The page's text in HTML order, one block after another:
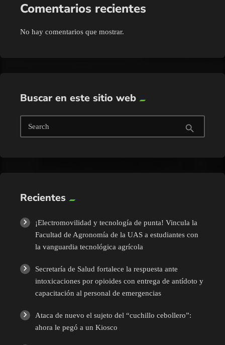
Comentarios recientes
No hay comentarios que mostrar.
Buscar en este sitio web
Search search
Recientes
¡Electromovilidad y tecnología de punta! Vincula la
Facultad de Agronomía de la UAS a estudiantes con
la vanguardia tecnológica agrícola
Secretaría de Salud fortalece la respuesta ante
intoxicaciones por opioides con entrega de antídoto y
capacitación al personal de emergencias
Ataca de nuevo el sujeto del “cuchillo cebollero”:
ahora le pegó a un Kiosco